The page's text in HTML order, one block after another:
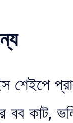
শেইপে
বব কাট,